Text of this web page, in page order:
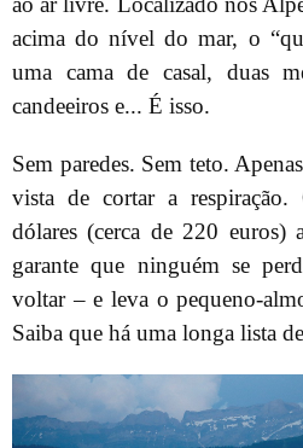
acima do nível do mar, o
uma cama de casal, duas
candeeiros e... É isso.
Sem paredes. Sem teto.
vista de cortar a
dólares (cerca de 220
garante que ninguém se
voltar – e leva o pequeno-
Saiba que há uma longa lista